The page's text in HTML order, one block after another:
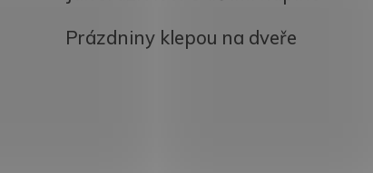
Prázdniny klepou na dveře